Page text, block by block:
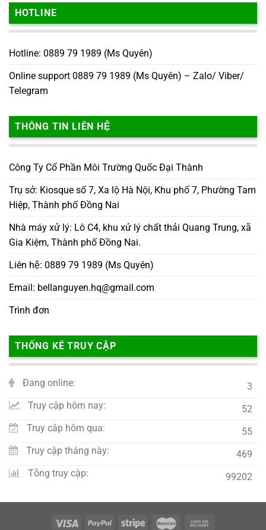
HOTLINE
Hotline: 0889 79 1989 (Ms Quyên)
Online support 0889 79 1989 (Ms Quyên) – Zalo/ Viber/
Telegram
THÔNG TIN LIÊN HỆ
Công Ty Cổ Phần Môi Trường Quốc Đại Thành
Trụ sở: Kiosque số 7, Xa lộ Hà Nội, Khu phố 7, Phường Tam
Hiệp, Thành phố Đồng Nai
Nhà máy xử lý: Lô C4, khu xử lý chất thải Quang Trung, xã
Gia Kiệm, Thành phố Đồng Nai.
Liên hệ: 0889 79 1989 (Ms Quyên)
Email: bellanguyen.hq@gmail.com
Trình đơn
THỐNG KÊ TRUY CẬP
3
Đang online:
52
Truy cập hôm nay:
55
Truy câp hôm qua:
469
Truy cập tháng này:
99202
Tỗng truy cập: